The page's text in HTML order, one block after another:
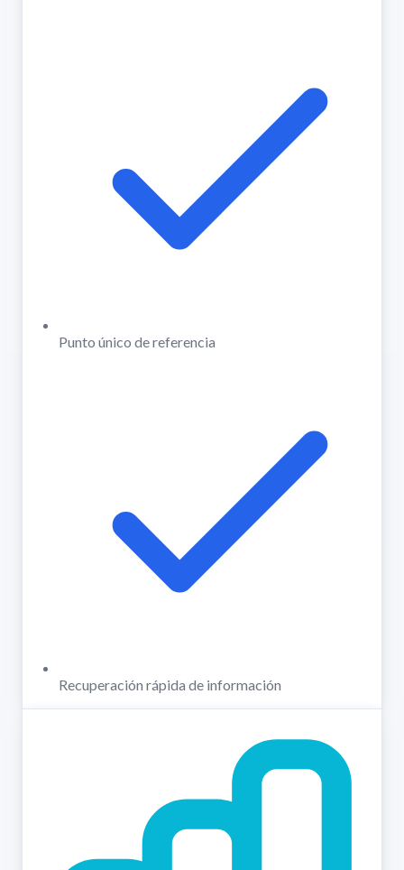
Punto único de referencia
Recuperación rápida de información